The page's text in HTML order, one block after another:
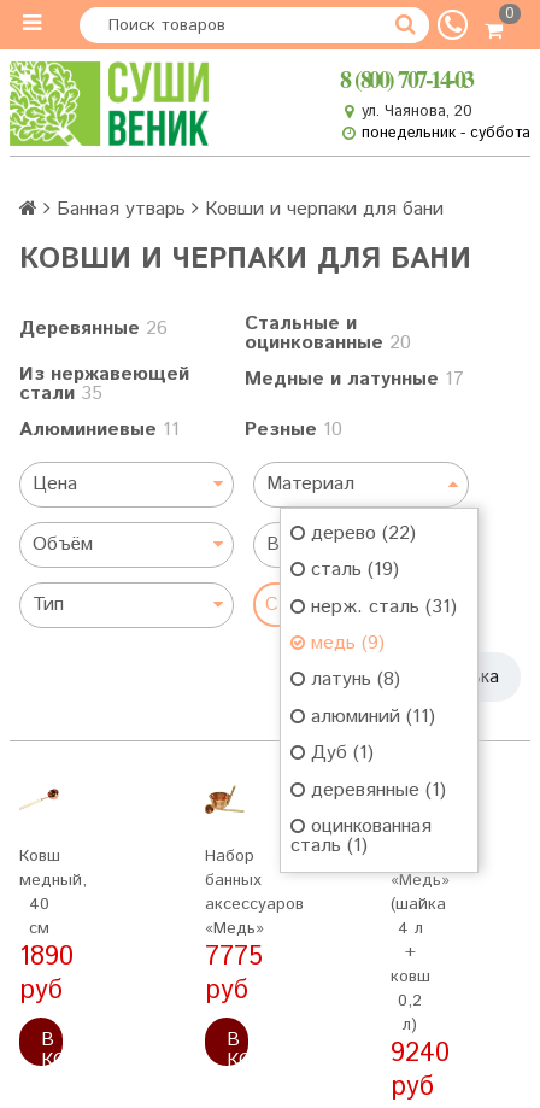
0
8 (800) 707-14-03
ул. Чаянова, 20
понедельник - суббота
Банная утварь Ковши и черпаки для бани
КОВШИ И ЧЕРПАКИ ДЛЯ БАНИ
Деревянные 26 Стальные и
оцинкованные 20
Из нержавеющей
стали 35
Медные и латунные 17
Алюминиевые 11 Резные 10
Цена
Материал
дерево (22)
сталь (19)
нерж. сталь (31)
медь (9)
латунь (8)
алюминий (11)
Дуб (1)
деревянные (1)
оцинкованная
сталь (1)
Объём Вставка
Тип СБРОСИТЬ ФИЛЬТР
Сортировка
Ковш
медный,
40
см
1890
руб
В
КОРЗИНУ
Набор
банных
аксессуаров
«Медь»
7775
руб
В
КОРЗИНУ
«Медь»
(шайка
4 л
+
ковш
0,2
л)
9240
руб